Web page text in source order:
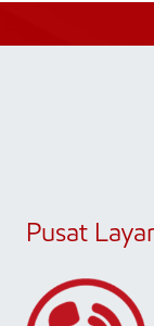
Pusat